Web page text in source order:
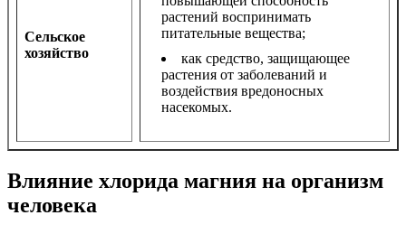
Сельское
хозяйство
растений воспринимать
питательные вещества;
как средство, защищающее
растения от заболеваний и
воздействия вредоносных
насекомых.
Влияние хлорида магния на организм
человека